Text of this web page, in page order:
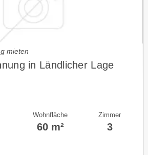
mieten
in Ländlicher Lage
Wohnfläche
60 m²
Zimmer
3